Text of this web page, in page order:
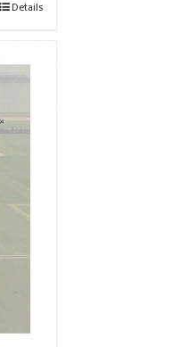
Details